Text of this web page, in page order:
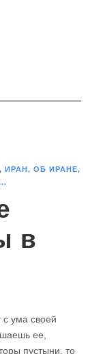
, ИРАН , ОБ ИРАНЕ,
в
с ума своей
ее,
пустыни, то